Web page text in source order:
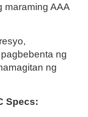
maraming AAA
ng
ng
Specs: